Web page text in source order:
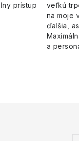
prístup
veľkú
na moje
ďalšia,
a